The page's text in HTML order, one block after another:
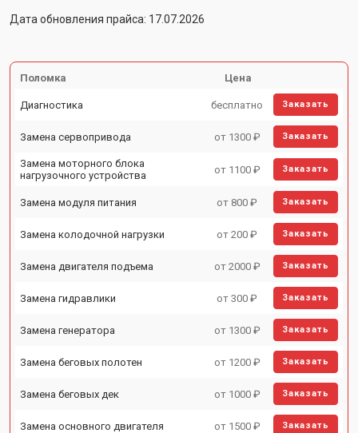
Дата обновления прайса: 17.07.2026
Поломка Цена
Диагностика бесплатно Заказать
Замена сервопривода от 1300 ₽ Заказать
Замена моторного блока
нагрузочного устройства
от 1100 ₽ Заказать
Замена модуля питания от 800 ₽ Заказать
Замена колодочной нагрузки от 200 ₽ Заказать
Замена двигателя подъема от 2000 ₽ Заказать
Замена гидравлики от 300 ₽ Заказать
Замена генератора от 1300 ₽ Заказать
Замена беговых полотен от 1200 ₽ Заказать
Замена беговых дек от 1000 ₽ Заказать
Замена основного двигателя от 1500 ₽ Заказать